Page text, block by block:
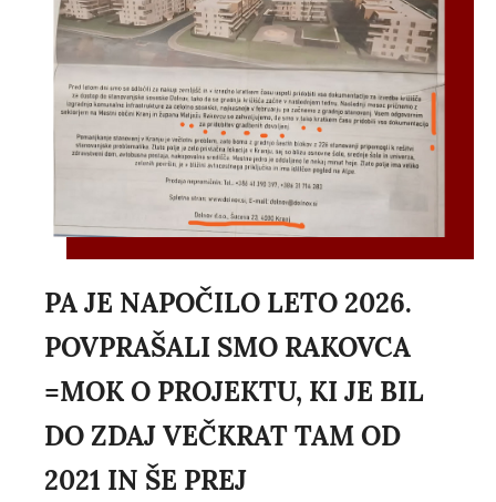
PA JE NAPOČILO LETO 2026.
POVPRAŠALI SMO RAKOVCA
=MOK O PROJEKTU, KI JE BIL
DO ZDAJ VEČKRAT TAM OD
2021 IN ŠE PREJ